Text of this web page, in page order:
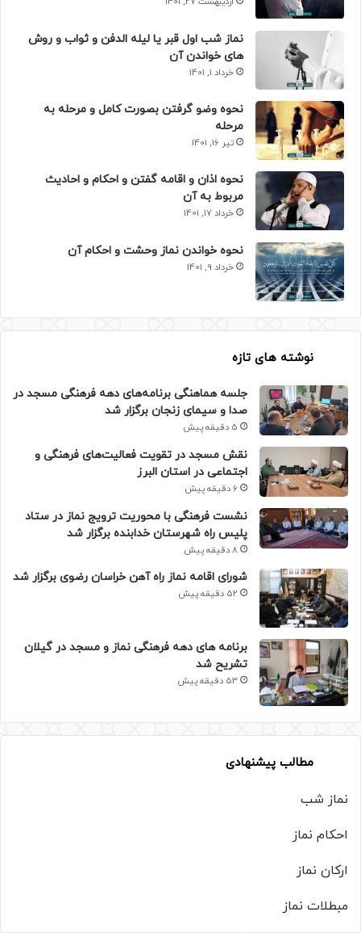
نماز شب اول قبر یا لیله الدفن و ثواب و روش
های خواندن آن
خرداد 1, 1401
نحوه وضو گرفتن بصورت کامل و مرحله به
مرحله
تیر 16, 1401
نحوه اذان و اقامه گفتن و احکام و احادیث
مربوط به آن
خرداد 17, 1401
نحوه خواندن نماز وحشت و احکام آن
خرداد 9, 1401
نوشته های تازه
جلسه هماهنگی برنامه‌های دهه فرهنگی مسجد در
صدا و سیمای زنجان برگزار شد
5 دقیقه پیش
نقش مسجد در تقویت فعالیت‌های فرهنگی و
اجتماعی در استان البرز
6 دقیقه پیش
نشست فرهنگی با محوریت ترویج نماز در ستاد
پلیس راه شهرستان خدابنده برگزار شد
8 دقیقه پیش
شورای اقامه نماز راه آهن خراسان رضوی برگزار شد
52 دقیقه پیش
برنامه های دهه فرهنگی نماز و مسجد در گیلان
تشریح شد
53 دقیقه پیش
مطالب پیشنهادی
نماز شب
احکام نماز
ارکان نماز
مبطلات نماز